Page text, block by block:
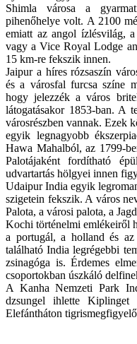
Shimla városa a
pihenőhelye volt. A 2100
emiatt az angol ízlésvilág,
vagy a Vice Royal Lodge
15 km-re fekszik innen.
Jaipur a híres rózsaszín
és a városfal furcsa színe
hogy jelezzék a város
látogatásakor 1853-ban. A
városrészben vannak. Ezek
egyik legnagyobb
Hawa Mahalból, az 1799-
Palotájaként fordítható
udvartartás hölgyei innen
Udaipur India egyik
szigetein fekszik. A város
Palota, a városi palota, a
Kochi történelmi emlékeiről
a portugál, a holland és az
található India legrégebbi
zsinagóga is. Érdemes
csoportokban úszkáló
A Kanha Nemzeti Park
dzsungel ihlette Kiplinget
Elefántháton